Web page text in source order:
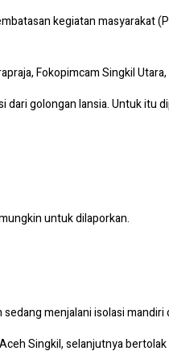
kegiatan masyarakat
Fokopimcam Singkil
golongan lansia. Untuk itu
untuk dilaporkan.
menjalani isolasi mandiri
Singkil, selanjutnya